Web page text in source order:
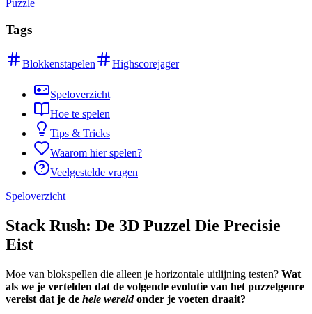
Puzzle
Tags
Blokkenstapelen Highscorejager
Speloverzicht
Hoe te spelen
Tips & Tricks
Waarom hier spelen?
Veelgestelde vragen
Speloverzicht
Stack Rush: De 3D Puzzel Die Precisie
Eist
Moe van blokspellen die alleen je horizontale uitlijning testen? Wat
als we je vertelden dat de volgende evolutie van het puzzelgenre
vereist dat je de hele wereldonder je voeten draait?